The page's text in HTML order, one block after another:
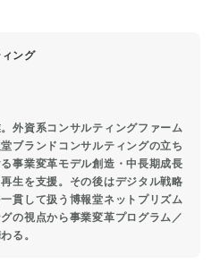
ング
外資系コンサルティングファーム
ブランドコンサルティングの立ち
事業変革モデル創造・中長期成長
生を支援。その後はデジタル戦略
貫して扱う博報堂ネットプリズム
の視点から事業変革プログラム／
る。